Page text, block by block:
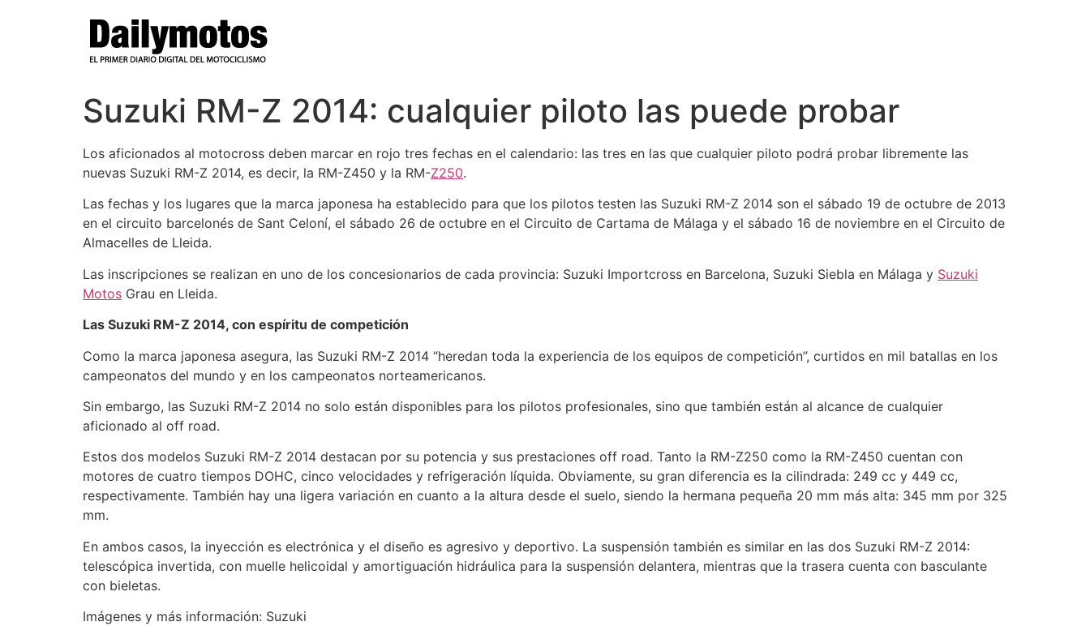
Suzuki RM-Z 2014: cualquier piloto las puede probar
Los aficionados al motocross deben marcar en rojo tres fechas en el calendario: las tres en las que cualquier piloto podrá probar libremente las
nuevas Suzuki RM-Z 2014, es decir, la RM-Z450 y la RM-Z250.
Las fechas y los lugares que la marca japonesa ha establecido para que los pilotos testen las Suzuki RM-Z 2014 son el sábado 19 de octubre de 2013
en el circuito barcelonés de Sant Celoní, el sábado 26 de octubre en el Circuito de Cartama de Málaga y el sábado 16 de noviembre en el Circuito de
Almacelles de Lleida.
Las inscripciones se realizan en uno de los concesionarios de cada provincia: Suzuki Importcross en Barcelona, Suzuki Siebla en Málaga y Suzuki
Motos Grau en Lleida.
Las Suzuki RM-Z 2014, con espíritu de competición
Como la marca japonesa asegura, las Suzuki RM-Z 2014 “heredan toda la experiencia de los equipos de competición”, curtidos en mil batallas en los
campeonatos del mundo y en los campeonatos norteamericanos.
Sin embargo, las Suzuki RM-Z 2014 no solo están disponibles para los pilotos profesionales, sino que también están al alcance de cualquier
aficionado al off road.
Estos dos modelos Suzuki RM-Z 2014 destacan por su potencia y sus prestaciones off road. Tanto la RM-Z250 como la RM-Z450 cuentan con
motores de cuatro tiempos DOHC, cinco velocidades y refrigeración líquida. Obviamente, su gran diferencia es la cilindrada: 249 cc y 449 cc,
respectivamente. También hay una ligera variación en cuanto a la altura desde el suelo, siendo la hermana pequeña 20 mm más alta: 345 mm por 325
mm.
En ambos casos, la inyección es electrónica y el diseño es agresivo y deportivo. La suspensión también es similar en las dos Suzuki RM-Z 2014:
telescópica invertida, con muelle helicoidal y amortiguación hidráulica para la suspensión delantera, mientras que la trasera cuenta con basculante
con bieletas.
Imágenes y más información: Suzuki